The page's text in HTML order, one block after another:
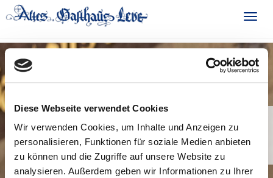
Diese Webseite verwendet Cookies
Wir verwenden Cookies, um Inhalte und Anzeigen zu
personalisieren, Funktionen für soziale Medien anbieten
zu können und die Zugriffe auf unsere Website zu
analysieren. Außerdem geben wir Informationen zu Ihrer
Skip
to
content
Herzlich willkommen im
Alten Gasthaus Leve.